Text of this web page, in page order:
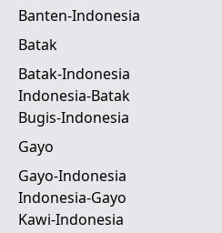
Banten-Indonesia
Batak
Batak-Indonesia
Indonesia-Batak
Bugis-Indonesia
Gayo
Gayo-Indonesia
Indonesia-Gayo
Kawi-Indonesia